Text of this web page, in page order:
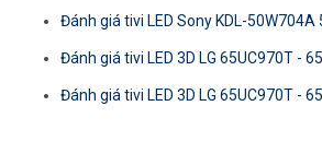
Đánh giá tivi LED Sony KDL-50W704A
Đánh giá tivi LED 3D LG 65UC970T -
Đánh giá tivi LED 3D LG 65UC970T -